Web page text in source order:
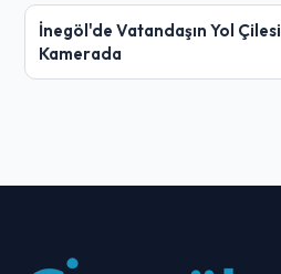
İnegöl'de Vatandaşın Yol Çilesi
Kamerada